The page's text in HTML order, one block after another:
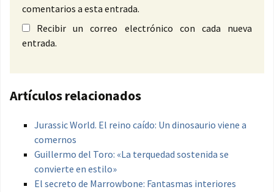
comentarios a esta entrada.
Recibir un correo electrónico con cada nueva
entrada.
Artículos relacionados
Jurassic World. El reino caído: Un dinosaurio viene a
comernos
Guillermo del Toro: «La terquedad sostenida se
convierte en estilo»
El secreto de Marrowbone: Fantasmas interiores